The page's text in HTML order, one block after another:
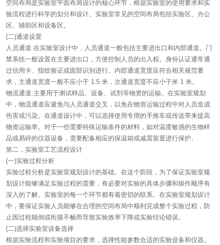
空间布局是实验室平面布局设计的核心环节，根据实验室的使用要求和实
验流程进行科学的划分和设计。实验室常见的空间布局包括实验区、办公
区、辅助区和设备区。
(二)通道设置
人员通道:在实验室设计中，人员通道一般包括主要进出口和内部通道。门
禁系统一般设置在主要进出口，方便控制人员的出入权。身份认证通常通
过信用卡、指纹验证或面部识别进行。内部通道宽度应符合相关规范要
求，主通道宽度一般不应小于 1.5 米，次通道宽度不应小于米 1 米。
物流通道:主要用于测试样品、设备、试剂等物资的运输。在实验室规划
中，物流通道应避免与人员通道交叉，以免在物资运输过程中对人员造成
伤害或污染。在通道设计中，可以选择使用专用的手推车或传送带来提高
物资运输率。对于一些需要特殊运输条件的材料，如对温度敏感的生物样
品或易碎的仪器设备，需要配备相应的保温箱或减震装置进行保护。
第二，实验室工艺流程设计
(一)实验过程分析
实验过程分析是实验室规划设计的基础。在这个阶段，为了保证实验室规
划设计能够满足实验过程的需要，有必要对实验的具体步骤和操作顺序有
深入的了解。实验室的每一个环节都有着密切的联系。在实验室规划设计
中，要保证实验人员能够在合理的空间布局中顺利完成整个实验过程，防
止因过程颠倒或衔接不畅而导致实验效率下降或实验结论错误。
(二)选择实验室设备选择
根据实验流程和实验项目的要求，选择性能参数合适的实验设备和仪器。